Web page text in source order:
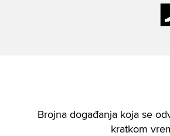
Brojna događanja koja se
kratkom